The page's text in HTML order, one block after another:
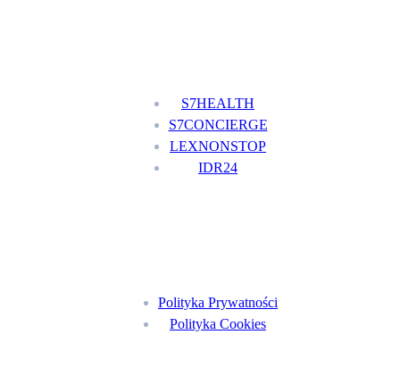
S7HEALTH
S7CONCIERGE
LEXNONSTOP
IDR24
Polityka Prywatności
Polityka Cookies